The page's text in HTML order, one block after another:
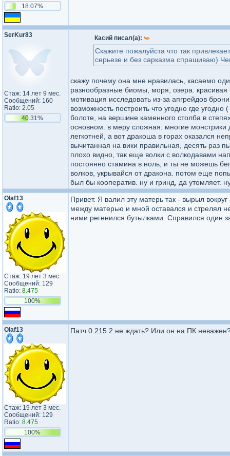
18.07%
SerKur83
Стаж: 14 лет 9 мес.
Сообщений: 160
Ratio: 2.05
40.31%
Касий писал(а):
Скажите пожалуйста что так
серьезе и без сарказма спрашиваю)
скажу почему она мне нравилась, касаемо
разнообразные биомы, моря, озера.
мотивация исследовать из-за апгрейдов
возможность построить что угодно где
болоте, на вершине каменного столба в
основном. в меру сложная. многие
легкотней, а вот дракоша в горах оказался
вычитанная на вики правильная, десять раз
плохо видно, так еще волки с волкодавами
постоянно стамина в ноль, и ты не можешь
волков, укрывайся от дракона. потом еще
был бы кооператив. ну и гринд, да утомляет.
Olaf13
Стаж: 19 лет 3 мес.
Сообщений: 129
Ratio: 8.475
100%
Привет. Я валил эту матерь так - вырыл
между матерью и мной оставался и стрелял
ними регенился бутылками. Справился один
Olaf13
Стаж: 19 лет 3 мес.
Сообщений: 129
Ratio: 8.475
100%
Патч 0.215.2 не ждать? Или он на ПК